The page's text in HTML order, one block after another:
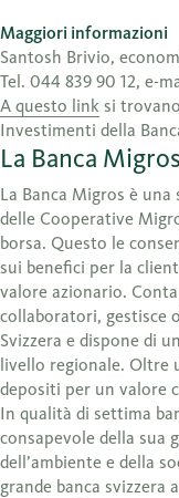
Maggiori informazioni
Santosh Brivio,
Tel. 044 839 90 12, e-
A questo link si
Investimenti della
La Banca
La Banca Migros è
delle Cooperative
borsa. Questo le
sui benefici per la
valore azionario.
collaboratori, gestisce
Svizzera e dispone di
livello regionale. Oltre
depositi per un valore
In qualità di settima
consapevole della sua
dell’ambiente e della
grande banca svizzera